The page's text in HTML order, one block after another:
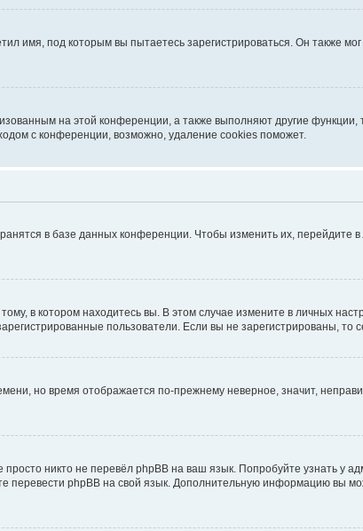
имя, под которым вы пытаетесь зарегистрироваться. Он также
на этой конференции, а также выполняют другие
с конференции, возможно, удаление cookies поможет.
в базе данных конференции. Чтобы изменить их, перейдите в
в котором находитесь вы. В этом случае измените в личных
пользователи. Если вы не зарегистрированы, то
но время отображается по-прежнему неверное, значит,
никто не перевёл phpBB на ваш язык. Попробуйте узнать у
перевести phpBB на свой язык. Дополнительную информацию вы